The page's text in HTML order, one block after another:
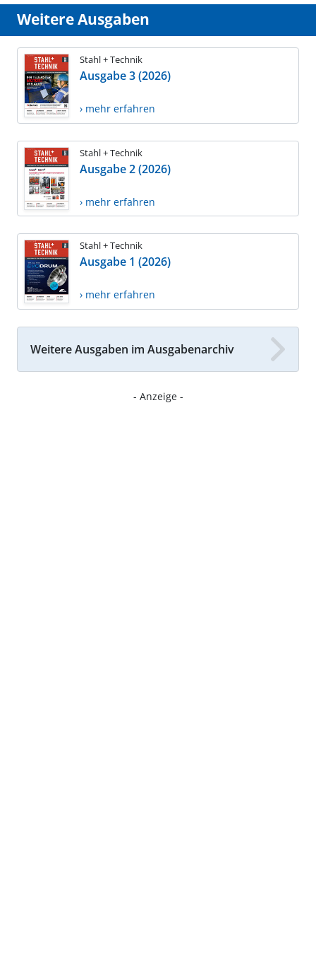
Weitere Ausgaben
Stahl + Technik
Ausgabe 3 (2026)
› mehr erfahren
Stahl + Technik
Ausgabe 2 (2026)
› mehr erfahren
Stahl + Technik
Ausgabe 1 (2026)
› mehr erfahren
Weitere Ausgaben im Ausgabenarchiv
- Anzeige -